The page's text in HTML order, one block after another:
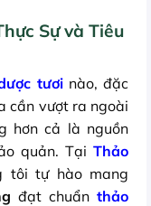
Sự và Tiêu
tươinào, đặc
cần vượt ra ngoài
hơn cả là nguồn
quản. Tại Thảo
tôi tự hào mang
đạt chuẩn thảo